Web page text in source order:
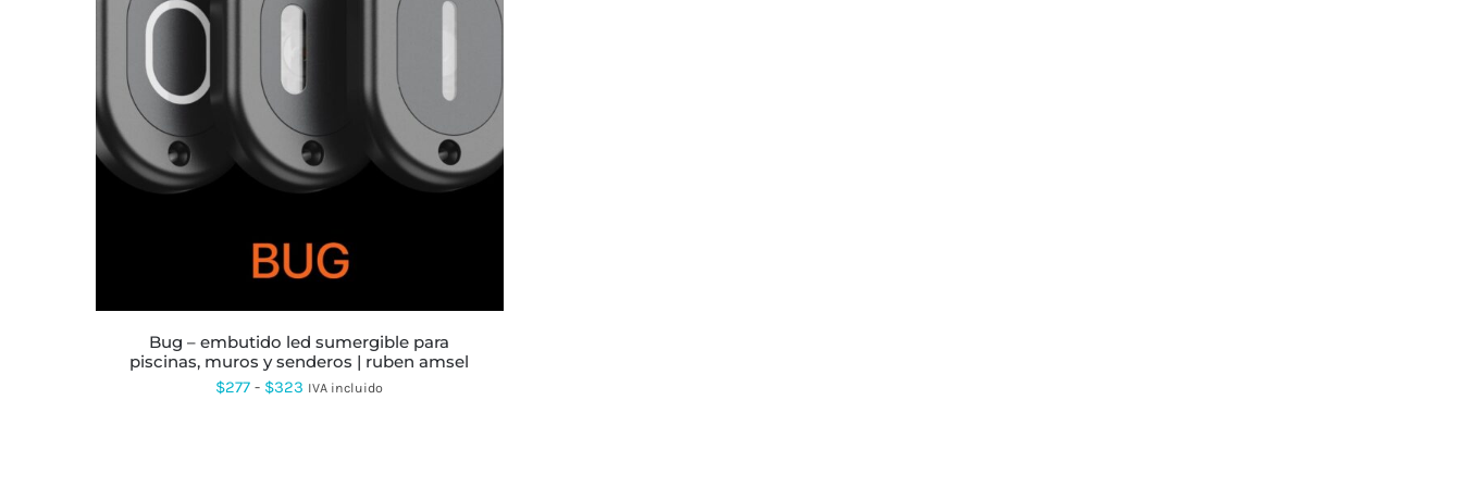
PRODUCTO
TIENE
MÚLTIPLES
VARIANTES.
SE
PUEDEN
ELEGIR
PÁGINA
DE
PRODUCTO
bug – embutido led sumergible para
piscinas, muros y senderos | ruben amsel
$277 - $323 Rango
IVA incluido